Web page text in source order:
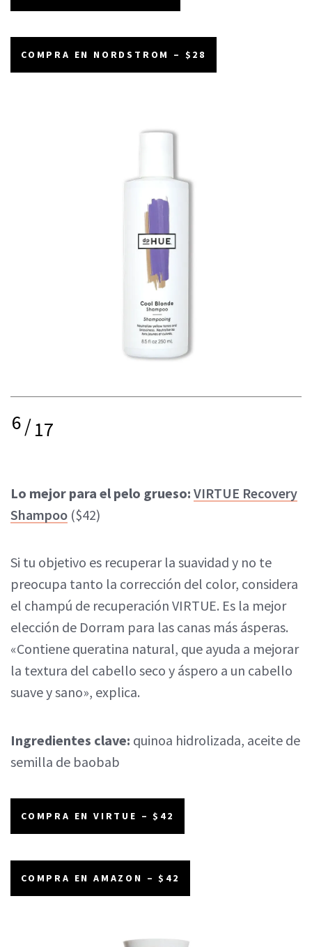
COMPRA EN NORDSTROM – $28
6/17
Lo mejor para el pelo grueso: VIRTUE Recovery
Shampoo ($42)
Si tu objetivo es recuperar la suavidad y no te
preocupa tanto la corrección del color, considera
el champú de recuperación VIRTUE. Es la mejor
elección de Dorram para las canas más ásperas.
«Contiene queratina natural, que ayuda a mejorar
la textura del cabello seco y áspero a un cabello
suave y sano», explica.
Ingredientes clave: quinoa hidrolizada, aceite de
semilla de baobab
COMPRA EN VIRTUE – $42
COMPRA EN AMAZON – $42